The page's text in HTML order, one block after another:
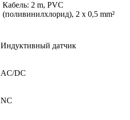
Кабель: 2 m, PVC
(поливинилхлорид), 2 x 0,5 mm²
Индуктивный датчик
AC/DC
NC